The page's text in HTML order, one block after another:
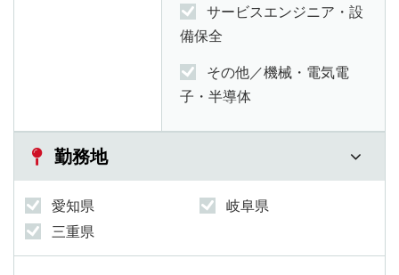
サービスエンジニア・設
備保全
その他／機械・電気電
子・半導体
勤務地
愛知県
岐阜県
三重県